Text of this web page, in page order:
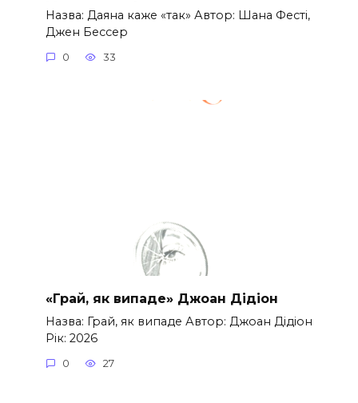
Назва: Даяна каже «так» Автор: Шана Фесті,
Джен Бессер
0 33
«Грай, як випаде» Джоан Дідіон
Назва: Грай, як випаде Автор: Джоан Дідіон
Рік: 2026
0 27